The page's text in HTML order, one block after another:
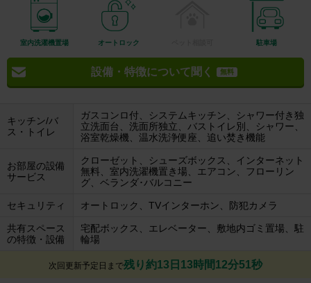
室内洗濯機置場 オートロック 駐車場
設備・特徴について聞く 無料
キッチン/バ
ス・トイレ
ガスコンロ付、システムキッチン、シャワー付き独
立洗面台、洗面所独立、バストイレ別、シャワー、
浴室乾燥機、温水洗浄便座、追い焚き機能
お部屋の設備
サービス
クローゼット、シューズボックス、インターネット
無料、室内洗濯機置き場、エアコン、フローリン
グ、ベランダ･バルコニー
セキュリティ オートロック、TVインターホン、防犯カメラ
共有スペース
の特徴・設備
宅配ボックス、エレベーター、敷地内ゴミ置場、駐
輪場
次回更新予定日まで残り約13日13時間12分51秒